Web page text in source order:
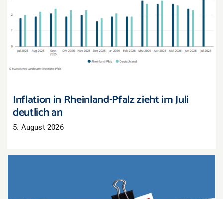
Inflation in Rheinland-Pfalz zieht im Juli deutlich
Inflation in Rheinland-Pfalz zieht im Juli
deutlich an
5. August 2026